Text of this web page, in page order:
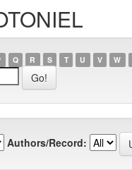
Q R S T U V W
Authors/Record: